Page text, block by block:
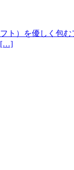
ト）を優しく包
[…]